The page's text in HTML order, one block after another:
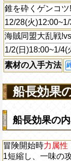
錐を砕くゲンコツ!
12/28(火
海賊同盟大乱戦
1/2(日)18:00~1/4(
素材の入手方法
船長効果
船長効果の
冒険開始時力属性
1短縮し、一味の